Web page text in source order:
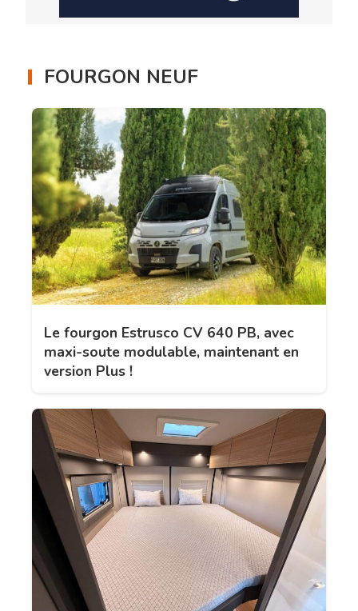
FOURGON NEUF
Le fourgon Estrusco CV 640 PB, avec
maxi-soute modulable, maintenant en
version Plus !